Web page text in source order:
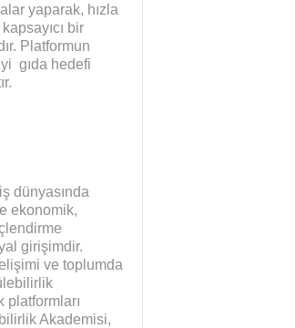
yaparak, hızla
bir
Platformun
gıda hedefi
dünyasında
ekonomik,
girişimdir.
ve toplumda
Akademisi,